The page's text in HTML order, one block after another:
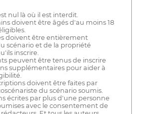
nul là où il est interdit.
doivent être âgés d'au moins 18
doivent être entièrement
scénario et de la propriété
inscrire.
peuvent être tenus de inscrire
supplémentaires pour aider à
doivent être faites par
du scénario soumis.
écrites par plus d'une personne
avec le consentement de